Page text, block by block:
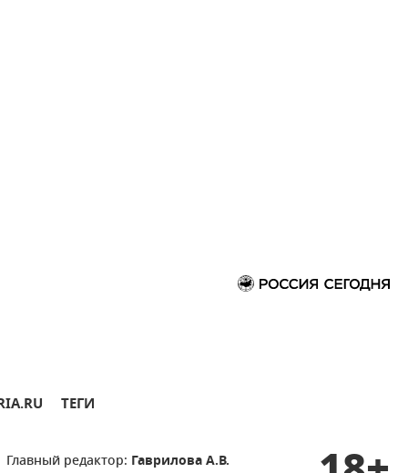
ТЕГИ
Главный редактор: Гаврилова А.В.